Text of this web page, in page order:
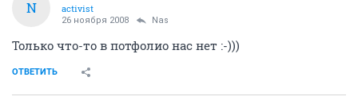
N
activist
26 ноября 2008 Nas
Только что-то в потфолио нас нет :-)))
ОТВЕТИТЬ